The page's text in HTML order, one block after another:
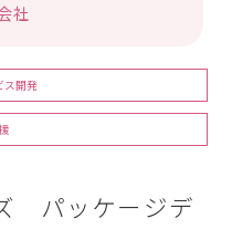
社
ス開発
パッケージデ